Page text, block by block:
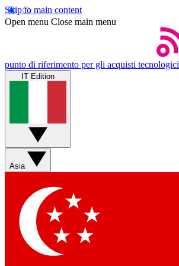
Skip to main content
Open menu Close main menu
punto di riferimento per gli acquisti tecnologici
IT Edition
Asia